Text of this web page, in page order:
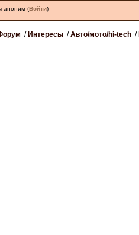
аноним (Войти)
Интересы Авто/мото/hi-tech